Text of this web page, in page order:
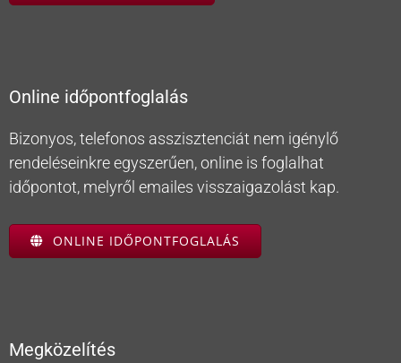
Online időpontfoglalás
Bizonyos, telefonos asszisztenciát nem igénylő
rendeléseinkre egyszerűen, online is foglalhat
időpontot, melyről emailes visszaigazolást kap.
ONLINE IDŐPONTFOGLALÁS
Megközelítés